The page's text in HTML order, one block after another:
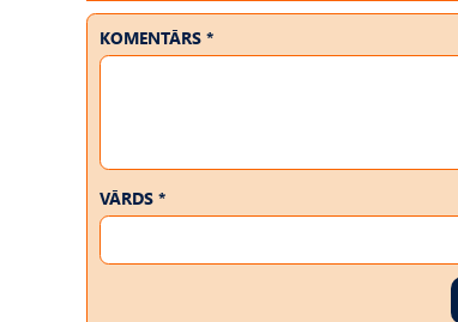
KOMENTĀRS *
VĀRDS *